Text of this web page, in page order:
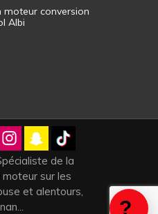
conversion
Albi
de la
sur les
et alentours,